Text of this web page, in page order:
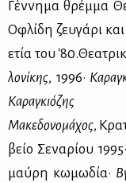
Γέν­νη­μα θρέμ­μα
Οφλί­δη ζευ­γά­ρι
ε­τία του
λο­νί­κης, 1996·
Κα­ρα­γκιό­ζης
Μα­κε­δο­νο­μά­χος,
βείο Σε­να­ρί­ου 1995·
μαύ­ρη κω­μω­δία·